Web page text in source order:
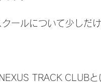
ールについて少しだ
TRACK CLUB